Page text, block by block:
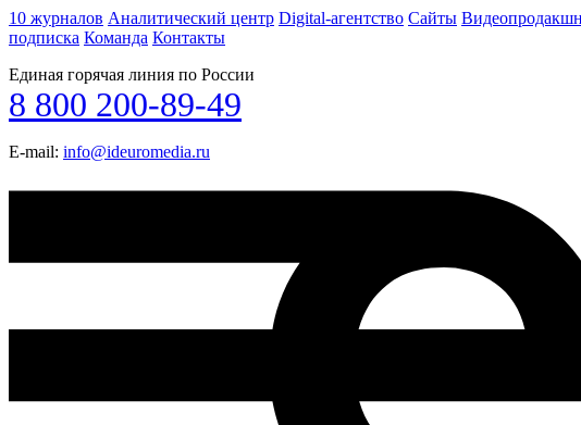
10 журналов Аналитический центр Digital-агентство Сайты Видеопродакшн
подписка Команда Контакты
Единая горячая линия по России
8 800 200-89-49
E-mail: info@ideuromedia.ru